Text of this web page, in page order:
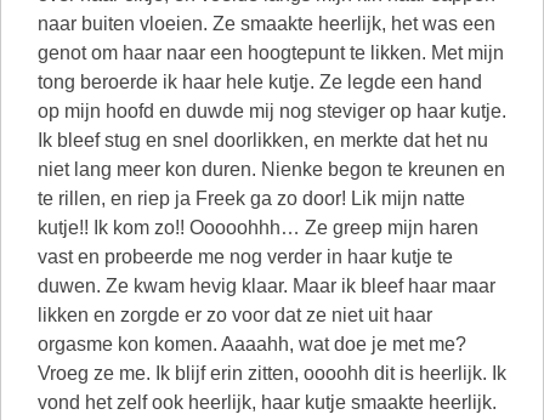
naar buiten vloeien. Ze smaakte heerlijk, het was een
genot om haar naar een hoogtepunt te likken. Met mijn
tong beroerde ik haar hele kutje. Ze legde een hand
op mijn hoofd en duwde mij nog steviger op haar kutje.
Ik bleef stug en snel doorlikken, en merkte dat het nu
niet lang meer kon duren. Nienke begon te kreunen en
te rillen, en riep ja Freek ga zo door! Lik mijn natte
kutje!! Ik kom zo!! Ooooohhh… Ze greep mijn haren
vast en probeerde me nog verder in haar kutje te
duwen. Ze kwam hevig klaar. Maar ik bleef haar maar
likken en zorgde er zo voor dat ze niet uit haar
orgasme kon komen. Aaaahh, wat doe je met me?
Vroeg ze me. Ik blijf erin zitten, oooohh dit is heerlijk. Ik
vond het zelf ook heerlijk, haar kutje smaakte heerlijk.